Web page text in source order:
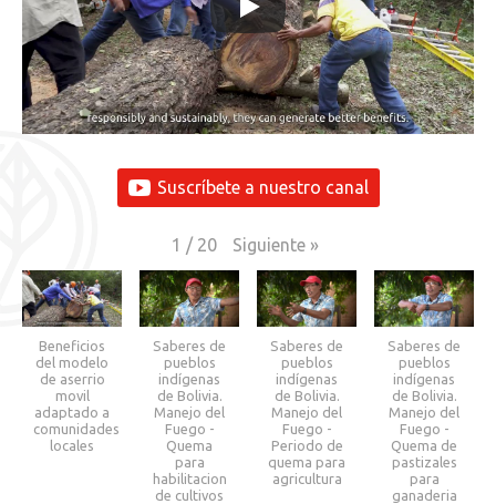
Suscríbete a nuestro canal
1 / 20 Siguiente »
Beneficios
del modelo
de aserrio
movil
adaptado a
comunidades
locales
Saberes de
pueblos
indígenas
de Bolivia.
Manejo del
Fuego -
Quema
para
habilitacion
de cultivos
Saberes de
pueblos
indígenas
de Bolivia.
Manejo del
Fuego -
Periodo de
quema para
agricultura
Saberes de
pueblos
indígenas
de Bolivia.
Manejo del
Fuego -
Quema de
pastizales
para
ganaderia